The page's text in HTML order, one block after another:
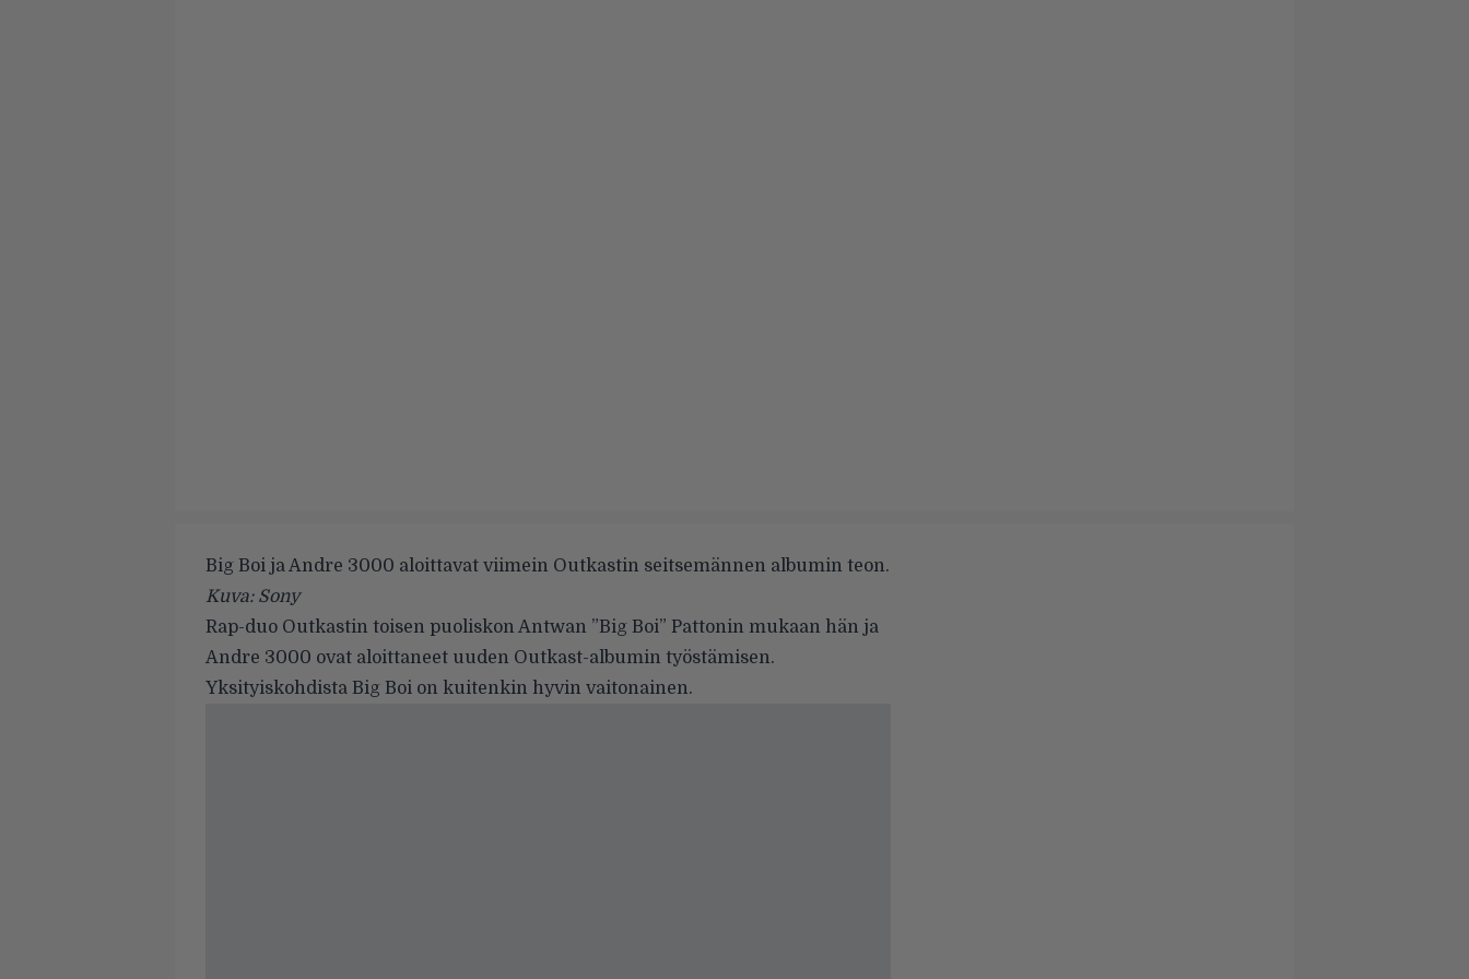
Big Boi ja Andre 3000 aloittavat viimein Outkastin seitsemännen albumin teon.
Kuva: Sony
Rap-duo Outkastin toisen puoliskon Antwan ”Big Boi” Pattonin mukaan hän ja
Andre 3000 ovat aloittaneet uuden Outkast-albumin työstämisen.
Yksityiskohdista Big Boi on kuitenkin hyvin vaitonainen.